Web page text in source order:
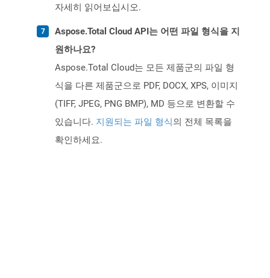
자세히 읽어보십시오.
Aspose.Total Cloud API는 어떤 파일 형식을 지
원하나요?
Aspose.Total Cloud는 모든 제품군의 파일 형
식을 다른 제품군으로 PDF, DOCX, XPS, 이미지
(TIFF, JPEG, PNG BMP), MD 등으로 변환할 수
있습니다. 지원되는 파일 형식의 전체 목록을
확인하세요.